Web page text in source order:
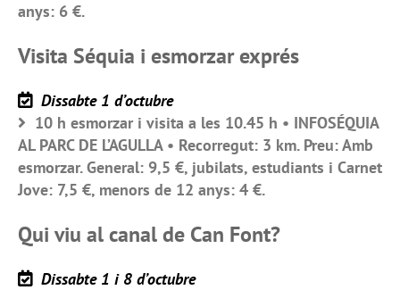
anys: 6 €.
Visita Séquia i esmorzar exprés
Dissabte 1 d’octubre
10 h esmorzar i visita a les 10.45 h • INFOSÉQUIA
AL PARC DE L’AGULLA • Recorregut: 3 km. Preu: Amb
esmorzar. General: 9,5 €, jubilats, estudiants i Carnet
Jove: 7,5 €, menors de 12 anys: 4 €.
Qui viu al canal de Can Font?
Dissabte 1 i 8 d’octubre